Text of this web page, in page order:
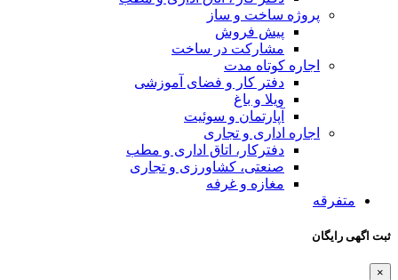
پروژه ساخت و ساز
پیش فروش
مشارکت در ساخت
اجاره کوتاه مدت
دفتر کار و فضای آموزشی
ویلا و باغ
آپارتمان و سوئیت
اجاره اداری و تجاری
دفترکار، اتاق اداری و مطب
صنعتی، کشاورزی و تجاری
مغازه و غرفه
متفرقه
ثبت اگهی رایگان
×